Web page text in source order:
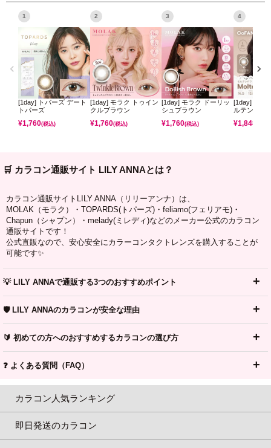
1
[1day] トパーズ デート
トパーズ
¥1,760(税込)
2
[1day] モラク トゥイン
クルブラウン
¥1,760(税込)
3
[1day] モラク ドーリッ
シュブラウン
¥1,760(税込)
4
[1day] コフ
ルテンパフ
¥1,848
🛒 カラコン通販サイト LILY ANNAとは？
カラコン通販サイトLILY ANNA（リリーアンナ）は、
MOLAK（モラク）・TOPARDS(トパーズ)・feliamo(フェリアモ)・
Chapun（シャプン）・melady(ミレディ)などのメーカー公式のカラコン
通販サイトです！
公式直販なので、安心安全にカラーコンタクトレンズを購入することが
可能です✨
💡 LILY ANNAで通販する3つのおすすめポイント
🛡️ LILY ANNAのカラコンが安全な理由
🔰 初めての方へのおすすめするカラコンの選び方
❓ よくある質問（FAQ）
カラコン人気ランキング
即日発送のカラコン